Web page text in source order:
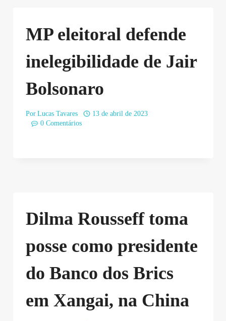
MP eleitoral defende
inelegibilidade de Jair
Bolsonaro
Por Lucas Tavares
13 de abril de 2023
0 Comentários
Dilma Rousseff toma
posse como presidente
do Banco dos Brics
em Xangai, na China